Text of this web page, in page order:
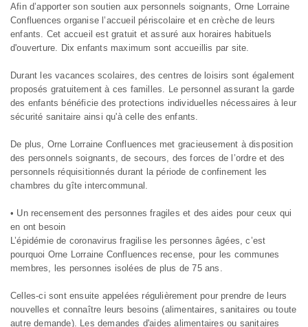
Afin d’apporter son soutien aux personnels soignants, Orne Lorraine
Confluences organise l’accueil périscolaire et en crèche de leurs
enfants. Cet accueil est gratuit et assuré aux horaires habituels
d'ouverture. Dix enfants maximum sont accueillis par site.
Durant les vacances scolaires, des centres de loisirs sont également
proposés gratuitement à ces familles. Le personnel assurant la garde
des enfants bénéficie des protections individuelles nécessaires à leur
sécurité sanitaire ainsi qu'à celle des enfants.
De plus, Orne Lorraine Confluences met gracieusement à disposition
des personnels soignants, de secours, des forces de l’ordre et des
personnels réquisitionnés durant la période de confinement les
chambres du gîte intercommunal.
• Un recensement des personnes fragiles et des aides pour ceux qui
en ont besoin
L’épidémie de coronavirus fragilise les personnes âgées, c’est
pourquoi Orne Lorraine Confluences recense, pour les communes
membres, les personnes isolées de plus de 75 ans.
Celles-ci sont ensuite appelées régulièrement pour prendre de leurs
nouvelles et connaître leurs besoins (alimentaires, sanitaires ou toute
autre demande). Les demandes d'aides alimentaires ou sanitaires